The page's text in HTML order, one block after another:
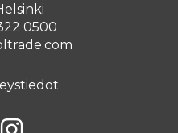
0500
Instagram